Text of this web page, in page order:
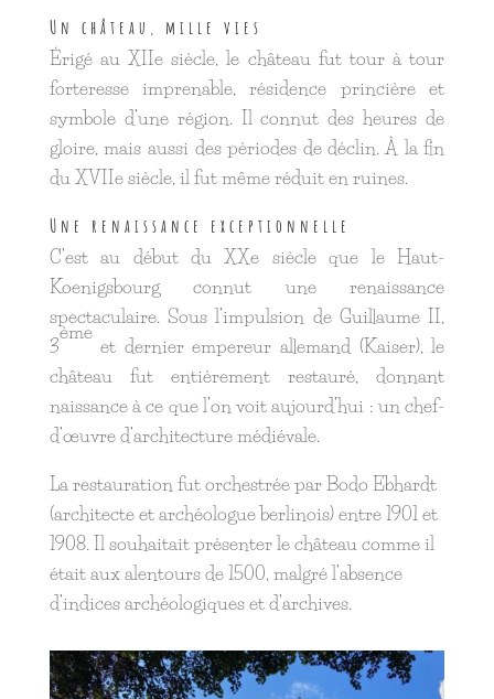
Un château, mille vies
Érigé au XIIe siècle, le château fut tour à tour
forteresse imprenable, résidence princière et
symbole d’une région. Il connut des heures de
gloire, mais aussi des périodes de déclin. À la fin
du XVIIe siècle, il fut même réduit en ruines.
Une renaissance exceptionnelle
C’est au début du XXe siècle que le Haut-
Koenigsbourg connut une renaissance
spectaculaire. Sous l’impulsion de Guillaume II,
3
ème
et dernier empereur allemand (Kaiser), le
château fut entièrement restauré, donnant
naissance à ce que l’on voit aujourd’hui : un chef-
d’œuvre d’architecture médiévale.
La restauration fut orchestrée par Bodo Ebhardt
(architecte et archéologue berlinois) entre 1901 et
1908. Il souhaitait présenter le château comme il
était aux alentours de 1500, malgré l’absence
d’indices archéologiques et d’archives.